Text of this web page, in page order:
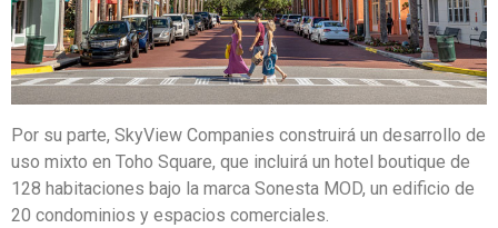
Por su parte, SkyView Companies construirá un desarrollo de
uso mixto en Toho Square, que incluirá un hotel boutique de
128 habitaciones bajo la marca Sonesta MOD, un edificio de
20 condominios y espacios comerciales.